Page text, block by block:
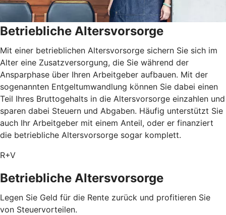
Betriebliche Altersvorsorge
Mit einer betrieblichen Altersvorsorge sichern Sie sich im
Alter eine Zusatzversorgung, die Sie während der
Ansparphase über Ihren Arbeitgeber aufbauen. Mit der
sogenannten Entgeltumwandlung können Sie dabei einen
Teil Ihres Bruttogehalts in die Altersvorsorge einzahlen und
sparen dabei Steuern und Abgaben. Häufig unterstützt Sie
auch Ihr Arbeitgeber mit einem Anteil, oder er finanziert
die betriebliche Altersvorsorge sogar komplett.
R+V
Betriebliche Altersvorsorge
Legen Sie Geld für die Rente zurück und profitieren Sie
von Steuervorteilen.